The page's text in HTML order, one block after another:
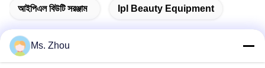
আইপিএল বিউটি সরঞ্জাম Ipl Beauty Equipment
Ms. Zhou